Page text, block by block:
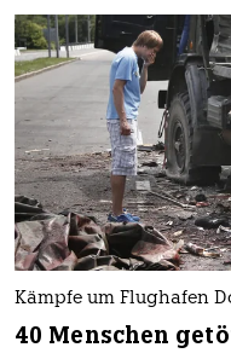
Kämpfe um Flughafen
40 Menschen